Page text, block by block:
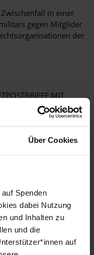
Über Cookies
Spenden
dabei Nutzung
und Inhalten zu
und die
auf
in einer
gegen Mitglider
der
MIT
und unparteiische
gegen Mitglieder der
FCSPP, CRIC und
die
mit den
In diesem
erinnern, dass Sie
von